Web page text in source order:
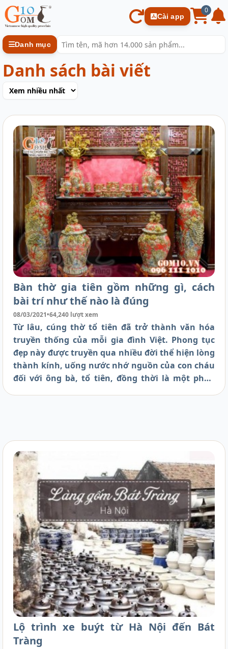
Cài app
0
Danh mục
Danh sách bài viết
Bàn thờ gia tiên gồm những gì, cách
bài trí như thế nào là đúng
08/03/2021•64,240 lượt xem
Từ lâu, cúng thờ tổ tiên đã trở thành văn hóa
truyền thống của mỗi gia đình Việt. Phong tục
đẹp này được truyền qua nhiều đời thể hiện lòng
thành kính, uống nước nhớ nguồn của con cháu
đối với ông bà, tổ tiên, đồng thời là một phần
Lộ trình xe buýt từ Hà Nội đến Bát
Tràng